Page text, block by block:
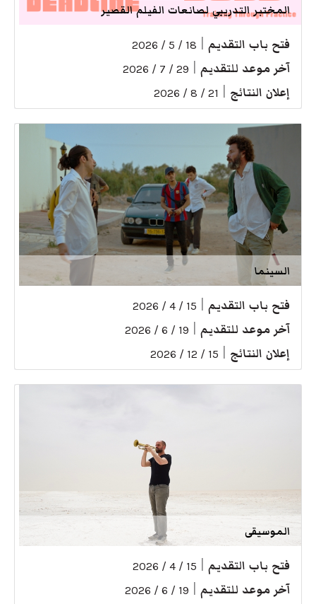
المختبر التدريبي لصانعات الفيلم القصير
فتح باب التقديم 18 / 5 / 2026
آخر موعد للتقديم 29 / 7 / 2026
إعلان النتائج 21 / 8 / 2026
السينما
فتح باب التقديم 15 / 4 / 2026
آخر موعد للتقديم 19 / 6 / 2026
إعلان النتائج 15 / 12 / 2026
الموسيقى
فتح باب التقديم 15 / 4 / 2026
آخر موعد للتقديم 19 / 6 / 2026